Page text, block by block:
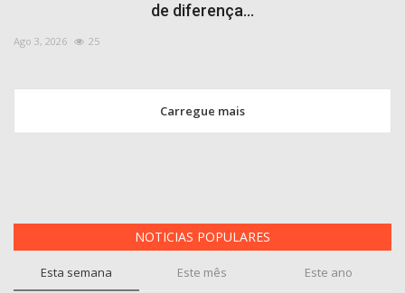
de diferença...
Ago 3, 2026 25
Carregue mais
NOTICIAS POPULARES
Esta semana Este mês Este ano